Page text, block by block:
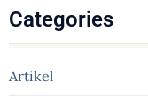
Categories
Artikel